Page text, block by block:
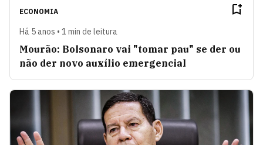
ECONOMIA
Há 5 anos • 1 min de leitura
Mourão: Bolsonaro vai "tomar pau" se der ou
não der novo auxílio emergencial